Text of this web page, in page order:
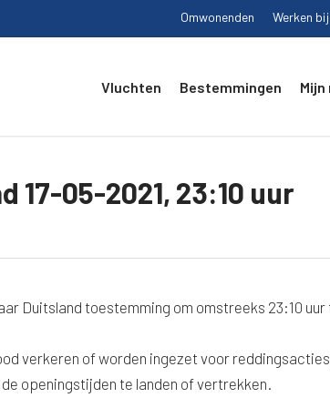
Omwonenden Werken bij
Vluchten Bestemmingen Mijn
17-05-2021, 23:10 uur
Duitsland toestemming om omstreeks 23:10
verkeren of worden ingezet voor
openingstijden te landen of vertrekken.